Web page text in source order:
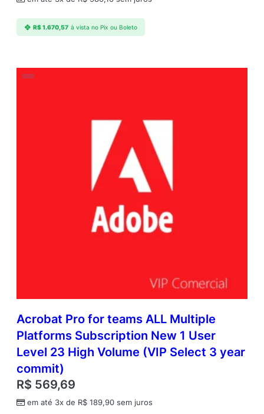
R$1.670,57 à vista no Pix ou Boleto
Acrobat Pro for teams ALL Multiple
Platforms Subscription New 1 User
Level 23 High Volume (VIP Select 3 year
commit)
R$ 569,69
em até 3x de R$ 189,90 sem juros